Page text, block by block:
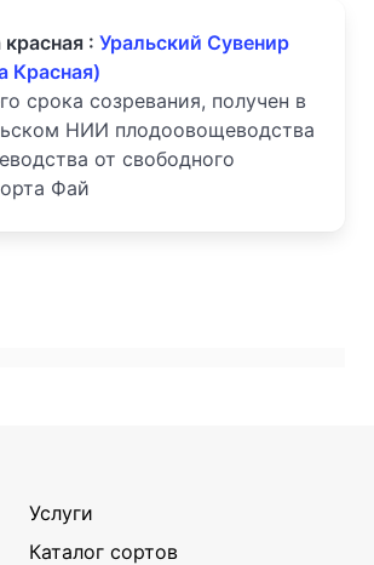
: Уральский Сувенир
Красная)
срока созревания, получен в
НИИ плодоовощеводства
от свободного
Фай
Услуги
Каталог сортов